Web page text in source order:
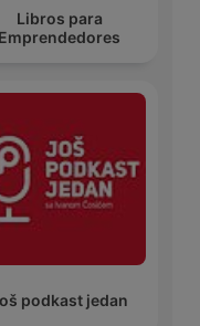
Libros para
Emprendedores
podkast jedan